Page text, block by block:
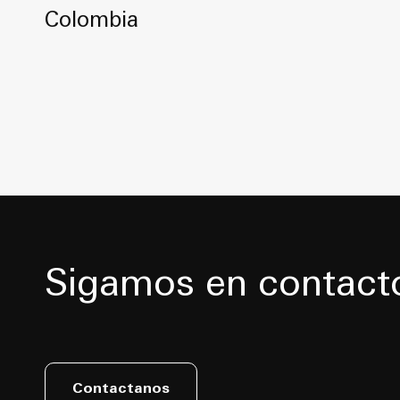
Colombia
Sigamos en
Contactanos